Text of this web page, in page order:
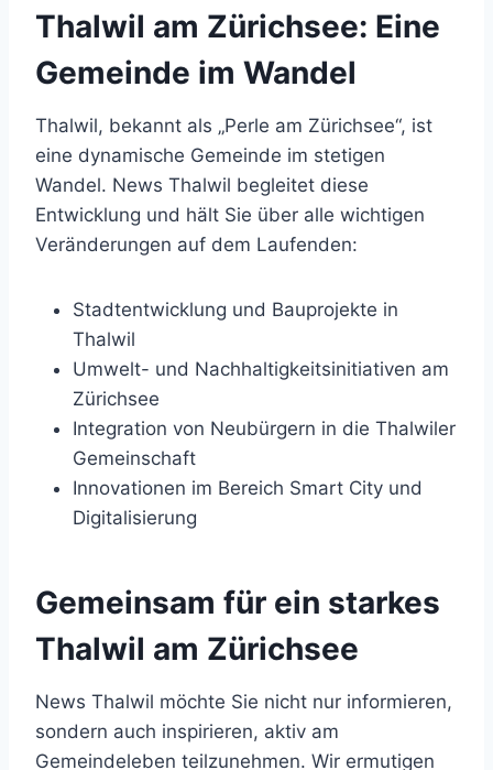
Thalwil am Zürichsee: Eine
Gemeinde im Wandel
Thalwil, bekannt als „Perle am Zürichsee“, ist
eine dynamische Gemeinde im stetigen
Wandel. News Thalwil begleitet diese
Entwicklung und hält Sie über alle wichtigen
Veränderungen auf dem Laufenden:
Stadtentwicklung und Bauprojekte in
Thalwil
Umwelt- und Nachhaltigkeitsinitiativen am
Zürichsee
Integration von Neubürgern in die Thalwiler
Gemeinschaft
Innovationen im Bereich Smart City und
Digitalisierung
Gemeinsam für ein starkes
Thalwil am Zürichsee
News Thalwil möchte Sie nicht nur informieren,
sondern auch inspirieren, aktiv am
Gemeindeleben teilzunehmen. Wir ermutigen